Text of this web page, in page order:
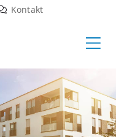
Kontakt